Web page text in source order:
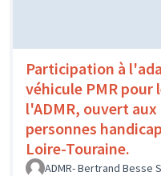
Participation à
véhicule PMR pour
l'ADMR, ouvert aux
personnes
Loire-Touraine.
ADMR- Bertrand Besse